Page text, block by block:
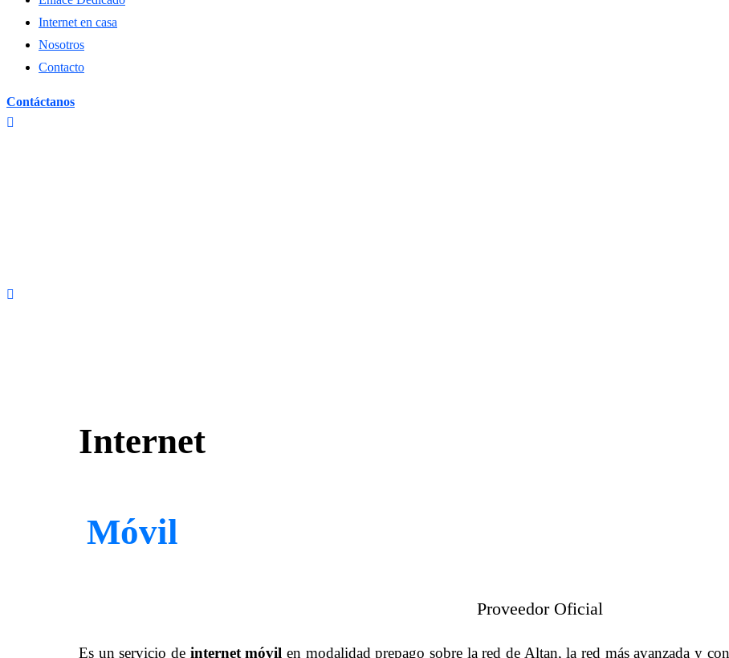
Internet en casa
Nosotros
Contacto
Contáctanos
Internet
Móvil
Proveedor Oficial
Es un servicio de internet móvil en modalidad prepago sobre la red de Altan, la red más avanzada y